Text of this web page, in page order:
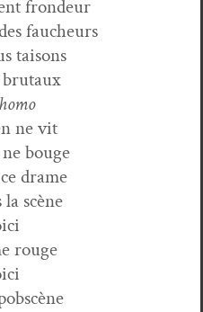
frondeur
faucheurs
taisons
brutaux
ne vit
bouge
drame
scène
rouge